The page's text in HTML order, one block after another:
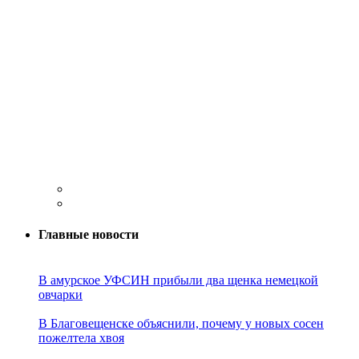
Главные новости
В амурское УФСИН прибыли два щенка немецкой
овчарки
В Благовещенске объяснили, почему у новых сосен
пожелтела хвоя